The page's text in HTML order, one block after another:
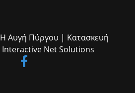
Η Αυγή Πύργου | Κατασκευή
Interactive Net Solutions